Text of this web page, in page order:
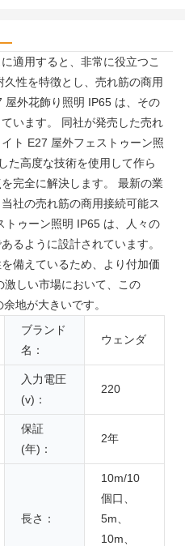
適用すると、非常に役立つこ
性を特徴とし、売れ筋の商用
屋外花飾り照明 IP65 は、その
います。 同社が発売した売れ
ト E27 屋外フェストゥーン照
た高度な技術を使用して作ら
完全に解決します。 最新の業
社の売れ筋の商用接続可能ス
トゥーン照明 IP65 は、人々の
るように設計されています。
備えているため、より付加価
しい市場において、この
地が大きいです。
ブランド
名：
ウェンダ
入力電圧
(v)：
220
保証
(年)：
2年
長さ：
10m/10
個口、
5m、
10m、